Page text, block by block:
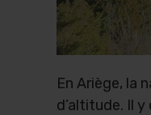
En Ariège, la
d’altitude. Il